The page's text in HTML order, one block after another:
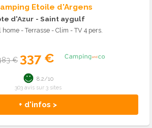
Etoile d'Argens
d'Azur - Saint aygulf
home - Terrasse - Clim - TV 4 pers.
€ 337 €
+ d'infos >
8.2/10
303 avis sur 3 sites